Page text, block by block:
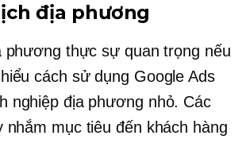
địa phương
phương thực sự quan trọng nếu
cách sử dụng Google Ads
nghiệp địa phương nhỏ. Các
nhắm mục tiêu đến khách hàng